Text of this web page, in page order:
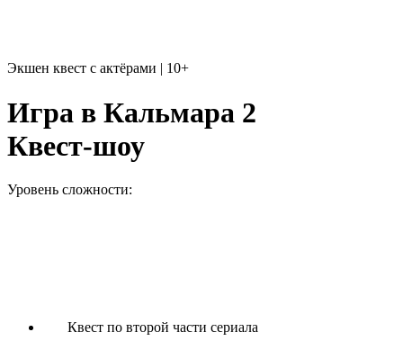
Экшен квест с актёрами | 10+
Игра в Кальмара 2
Квест-шоу
Уровень сложности:
Квест по второй части сериала